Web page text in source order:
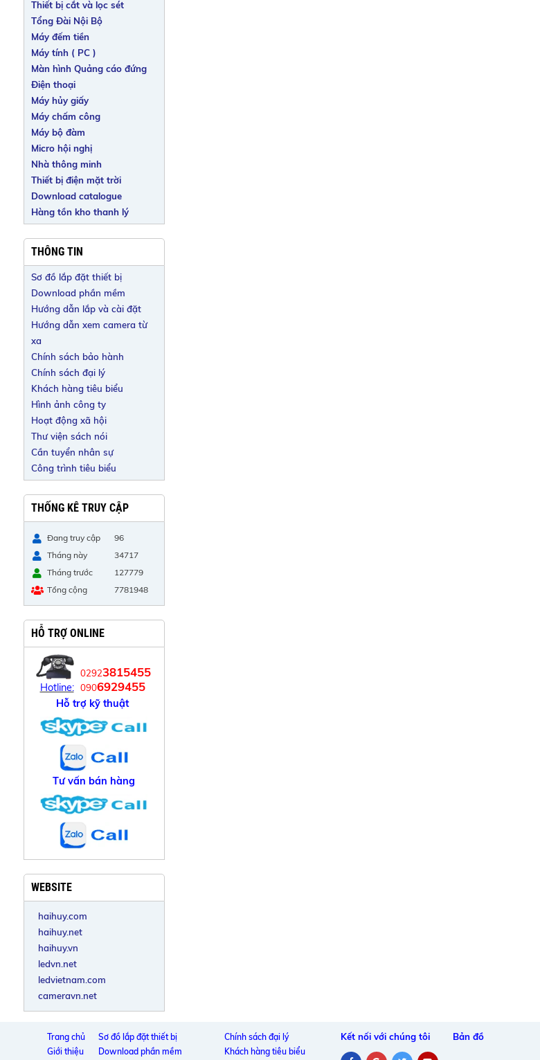
Thiết bị cắt và lọc sét
Tổng Đài Nội Bộ
Máy đếm tiền
Máy tính ( PC )
Màn hình Quảng cáo đứng
Điện thoại
Máy hủy giấy
Máy chấm công
Máy bộ đàm
Micro hội nghị
Nhà thông minh
Thiết bị điện mặt trời
Download catalogue
Hàng tồn kho thanh lý
THÔNG TIN
Sơ đồ lắp đặt thiết bị
Download phần mềm
Hướng dẫn lắp và cài đặt
Hướng dẫn xem camera từ
xa
Chính sách bảo hành
Chính sách đại lý
Khách hàng tiêu biểu
Hình ảnh công ty
Hoạt động xã hội
Thư viện sách nói
Cần tuyển nhân sự
Công trình tiêu biểu
THỐNG KÊ TRUY CẬP
Đang truy cập
96
Tháng này
34717
Tháng trước
127779
Tổng cộng
7781948
HỖ TRỢ ONLINE
Hotline:
02923815455
0906929455
Hỗ trợ kỹ thuật
Tư vấn bán hàng
WEBSITE
haihuy.com
haihuy.net
haihuy.vn
ledvn.net
ledvietnam.com
cameravn.net
Trang chủ
Giới thiệu
Sơ đồ lắp đặt thiết bị
Download phần mềm
Chính sách đại lý
Khách hàng tiêu biểu
Kết nối với chúng tôi Bản đồ